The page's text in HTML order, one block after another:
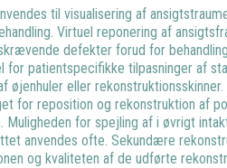
til visualisering af
Virtuel reponering af
defekter forud for
patientspecifikke tilpasninger af
øjenhuler eller rekonstruktionsskinner.
for reposition og rekonstruktion af
Muligheden for spejling af i øvrigt
anvendes ofte. Sekundære
og kvaliteten af de udførte